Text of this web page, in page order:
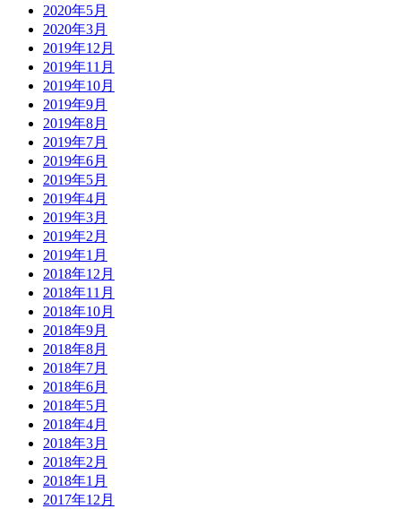
2020年5月
2020年3月
2019年12月
2019年11月
2019年10月
2019年9月
2019年8月
2019年7月
2019年6月
2019年5月
2019年4月
2019年3月
2019年2月
2019年1月
2018年12月
2018年11月
2018年10月
2018年9月
2018年8月
2018年7月
2018年6月
2018年5月
2018年4月
2018年3月
2018年2月
2018年1月
2017年12月